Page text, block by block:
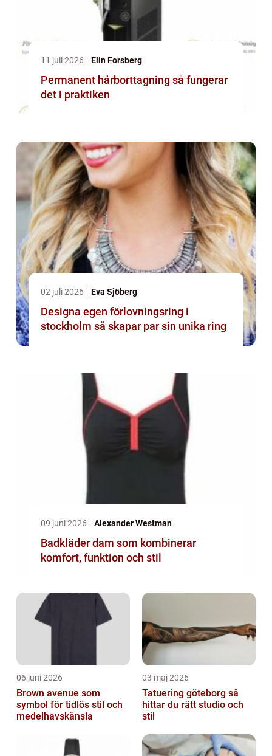
11 juli 2026 Elin Forsberg
Permanent hårborttagning så fungerar
det i praktiken
02 juli 2026 Eva Sjöberg
Designa egen förlovningsring i
stockholm så skapar par sin unika ring
09 juni 2026 Alexander Westman
Badkläder dam som kombinerar
komfort, funktion och stil
06 juni 2026
Brown avenue som
symbol för tidlös stil och
medelhavskänsla
03 maj 2026
Tatuering göteborg så
hittar du rätt studio och
stil